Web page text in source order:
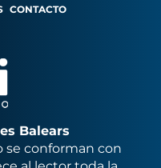
CONTACTO
Balears
se conforman con